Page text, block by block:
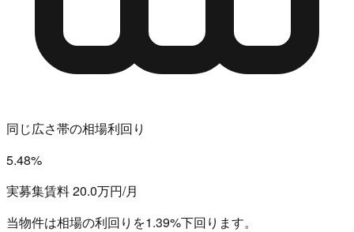
同じ広さ帯の相場利回り
5.48%
実募集賃料 20.0万円/月
当物件は相場の利回りを1.39%下回ります。